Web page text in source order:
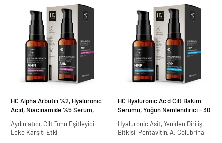
HC Alpha Arbutin %2, Hyaluronic
Acid, Niacinamide %5 Serum,
ml.
Aydınlatıcı, Cilt Tonu Eşitleyici
Leke Karşıtı Etki
HC Hyaluronic Acid Cilt Bakım
Serumu, Yoğun Nemlendirici - 30
Hyaluronic Asit, Yeniden Diriliş
Bitkisi, Pentavitin, A. Colubrina